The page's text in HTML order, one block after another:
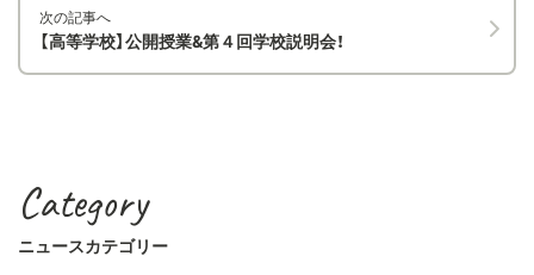
次の記事へ
【高等学校】公開授業&第４回学校説明会！
Category
ニュースカテゴリー